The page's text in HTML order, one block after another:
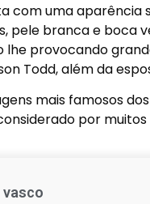
com uma aparência
pele branca e boca
lhe provocando
Todd, além da
mais famosos
por
vasco